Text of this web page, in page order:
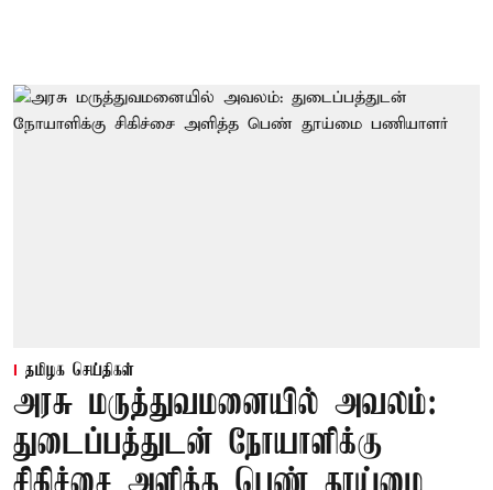
தமிழக செய்திகள்
அரசு மருத்துவமனையில் அவலம்:
துடைப்பத்துடன் நோயாளிக்கு